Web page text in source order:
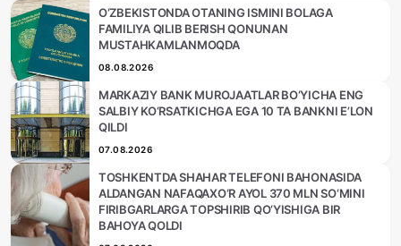
O‘ZBEKISTONDA OTANING ISMINI BOLAGA
FAMILIYA QILIB BERISH QONUNAN
MUSTAHKAMLANMOQDA
08.08.2026
MARKAZIY BANK MUROJAATLAR BO‘YICHA ENG
SALBIY KO‘RSATKICHGA EGA 10 TA BANKNI E’LON
QILDI
07.08.2026
TOSHKENTDA SHAHAR TELEFONI BAHONASIDA
ALDANGAN NAFAQAXO‘R AYOL 370 MLN SO‘MINI
FIRIBGARLARGA TOPSHIRIB QO‘YISHIGA BIR
BAHOYA QOLDI